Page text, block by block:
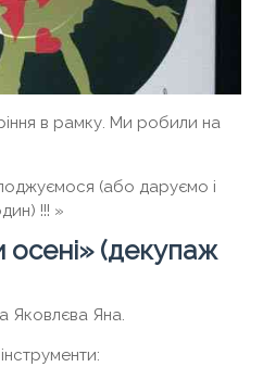
в рамку. Ми робили на
(або даруємо і
!!! »
(декупаж
Яковлєва Яна.